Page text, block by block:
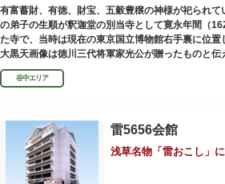
有富蓄財、有徳、財宝、五穀豊穣の神様が祀られ
の弟子の生順が釈迦堂の別当寺として寛永年間（
た寺で、当時は現在の東京国立博物館右手裏に位
大黒天画像は徳川三代将軍家光公が贈ったものと伝
の大黒天木像は台東区文化財に指定されています。
谷中エリア
雷5656会館
浅草名物「雷おこし」